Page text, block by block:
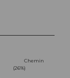
Chemin
(26%)